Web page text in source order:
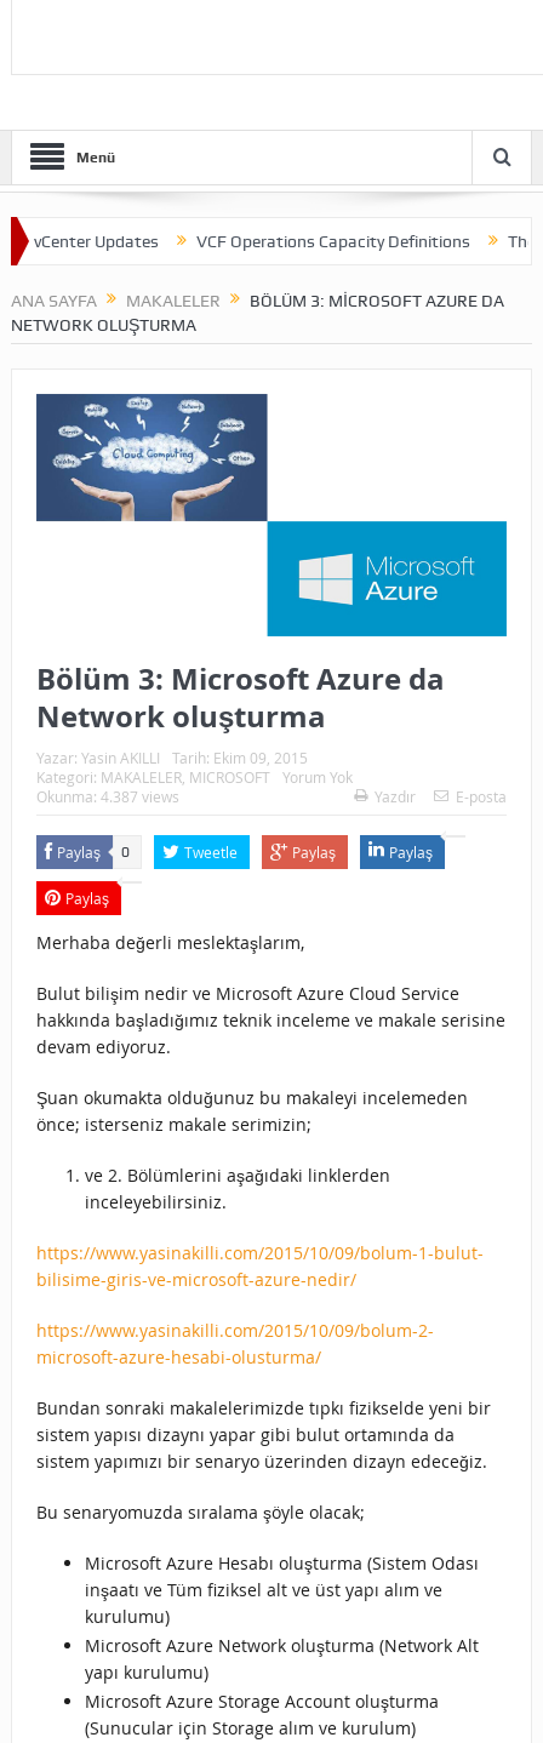
Menü
Updates VCF Operations Capacity Definitions Theme
ANA SAYFA MAKALELER
BÖLÜM 3: MICROSOFT AZURE DA
NETWORK OLUŞTURMA
Bölüm 3: Microsoft Azure da
Network oluşturma
Yazar: Yasin AKILLI Tarih: Ekim 09, 2015
Kategori: MAKALELER, MICROSOFT
Yorum Yok
Okunma: 4.387 views
Yazdır E-posta
Paylaş 0 Tweetle Paylaş Paylaş
Paylaş
Merhaba değerli meslektaşlarım,
Bulut bilişim nedir ve Microsoft Azure Cloud Service
hakkında başladığımız teknik inceleme ve makale serisine
devam ediyoruz.
Şuan okumakta olduğunuz bu makaleyi incelemeden
önce; isterseniz makale serimizin;
ve 2. Bölümlerini aşağıdaki linklerden
inceleyebilirsiniz.
https://www.yasinakilli.com/2015/10/09/bolum-1-bulut-
bilisime-giris-ve-microsoft-azure-nedir/
https://www.yasinakilli.com/2015/10/09/bolum-2-
microsoft-azure-hesabi-olusturma/
Bundan sonraki makalelerimizde tıpkı fizikselde yeni bir
sistem yapısı dizaynı yapar gibi bulut ortamında da
sistem yapımızı bir senaryo üzerinden dizayn edeceğiz.
Bu senaryomuzda sıralama şöyle olacak;
Microsoft Azure Hesabı oluşturma (Sistem Odası
inşaatı ve Tüm fiziksel alt ve üst yapı alım ve
kurulumu)
Microsoft Azure Network oluşturma (Network Alt
yapı kurulumu)
Microsoft Azure Storage Account oluşturma
(Sunucular için Storage alım ve kurulum)